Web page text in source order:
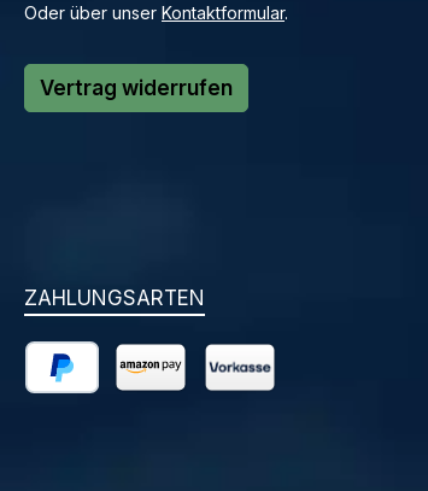
Oder über unser Kontaktformular.
Vertrag widerrufen
ZAHLUNGSARTEN